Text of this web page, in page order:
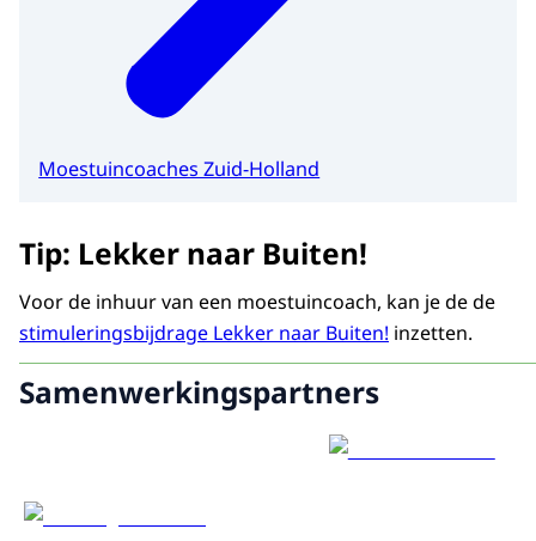
Moestuincoaches Zuid-Holland
Tip: Lekker naar Buiten!
Voor de inhuur van een moestuincoach, kan je de de
stimuleringsbijdrage Lekker naar Buiten! inzetten.
Samenwerkingspartners